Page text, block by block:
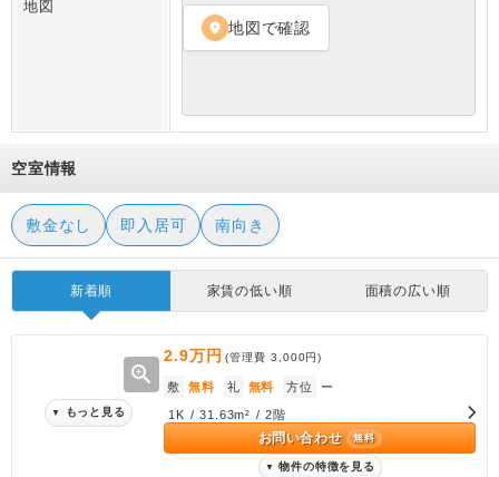
地図
location_on 地図で確認
空室情報
敷金なし 即入居可 南向き
新着順 家賃の低い順 面積の広い順
zoom_in
▼ もっと見る
2.9万円 (管理費3,000円)
敷 無料 礼 無料 方位 ー
1K / 31.63m² / 2階
お問い合わせ 無料
▼ 物件の特徴を見る